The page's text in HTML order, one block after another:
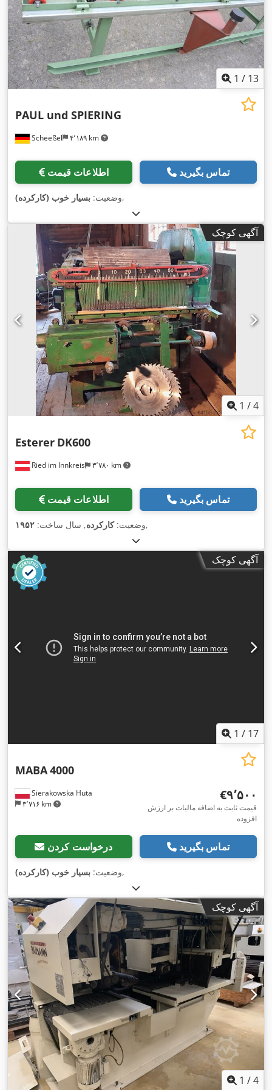
1 / 13
Scheeßel ۴٬۱۸۹ km
PAUL und SPIERING
اطلاعات قیمت تماس بگیرید
وضعیت: بسیار خوب (کارکرده) ,
آگهی کوچک
1 /4
Ried im Innkreis ۳٬۷۸۰ km
Esterer DK600
اطلاعات قیمت تماس بگیرید
وضعیت:کارکرده, سال ساخت: ۱۹۵۲ ,
آگهی کوچک
1 / 17
Sierakowska Huta
۳٬۷۱۶ km
MABA4000
‎€۹٬۵۰۰
قیمت ثابت به اضافه مالیات بر ارزش
افزوده
درخواست کردن تماس بگیرید
وضعیت: بسیار خوب (کارکرده) ,
آگهی کوچک
1 /4